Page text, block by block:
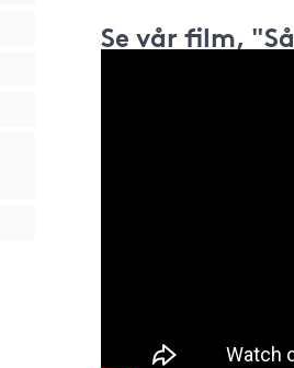
Se vår film,